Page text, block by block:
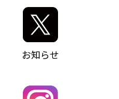
（鈴鹿管内）
通バスセット
お知らせ